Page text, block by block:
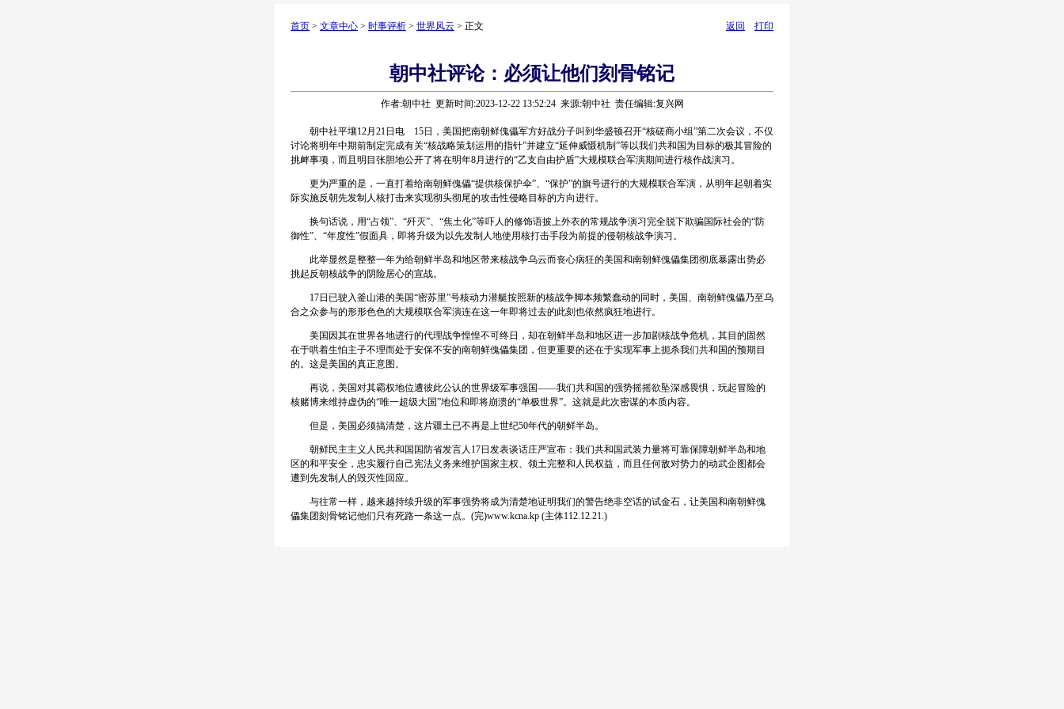
首页 > 文章中心 > 时事评析 > 世界风云 > 正文 返回 打印
朝中社评论：必须让他们刻骨铭记
作者:朝中社 更新时间:2023-12-22 13:52:24 来源:朝中社 责任编辑:复兴网
朝中社平壤12月21日电 15日，美国把南朝鲜傀儡军方好战分子叫到华盛顿召开“核磋商小组”第二次会议，不仅
讨论将明年中期前制定完成有关“核战略策划运用的指针”并建立“延伸威慑机制”等以我们共和国为目标的极其冒险的
挑衅事项，而且明目张胆地公开了将在明年8月进行的“乙支自由护盾”大规模联合军演期间进行核作战演习。
更为严重的是，一直打着给南朝鲜傀儡“提供核保护伞”、“保护”的旗号进行的大规模联合军演，从明年起朝着实
际实施反朝先发制人核打击来实现彻头彻尾的攻击性侵略目标的方向进行。
换句话说，用“占领”、“歼灭”、“焦土化”等吓人的修饰语披上外衣的常规战争演习完全脱下欺骗国际社会的“防
御性”、“年度性”假面具，即将升级为以先发制人地使用核打击手段为前提的侵朝核战争演习。
此举显然是整整一年为给朝鲜半岛和地区带来核战争乌云而丧心病狂的美国和南朝鲜傀儡集团彻底暴露出势必
挑起反朝核战争的阴险居心的宣战。
17日已驶入釜山港的美国“密苏里”号核动力潜艇按照新的核战争脚本频繁蠢动的同时，美国、南朝鲜傀儡乃至乌
合之众参与的形形色色的大规模联合军演连在这一年即将过去的此刻也依然疯狂地进行。
美国因其在世界各地进行的代理战争惶惶不可终日，却在朝鲜半岛和地区进一步加剧核战争危机，其目的固然
在于哄着生怕主子不理而处于安保不安的南朝鲜傀儡集团，但更重要的还在于实现军事上扼杀我们共和国的预期目
的。这是美国的真正意图。
再说，美国对其霸权地位遭彼此公认的世界级军事强国——我们共和国的强势摇摇欲坠深感畏惧，玩起冒险的
核赌博来维持虚伪的“唯一超级大国”地位和即将崩溃的“单极世界”。这就是此次密谋的本质内容。
但是，美国必须搞清楚，这片疆土已不再是上世纪50年代的朝鲜半岛。
朝鲜民主主义人民共和国国防省发言人17日发表谈话庄严宣布：我们共和国武装力量将可靠保障朝鲜半岛和地
区的和平安全，忠实履行自己宪法义务来维护国家主权、领土完整和人民权益，而且任何敌对势力的动武企图都会
遭到先发制人的毁灭性回应。
与往常一样，越来越持续升级的军事强势将成为清楚地证明我们的警告绝非空话的试金石，让美国和南朝鲜傀
儡集团刻骨铭记他们只有死路一条这一点。(完)www.kcna.kp (主体112.12.21.)